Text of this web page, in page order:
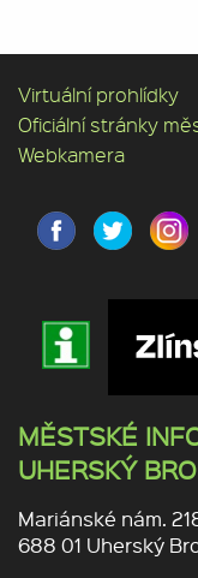
Virtuální prohlídky
Oficiální stránky
Webkamera
MĚSTSKÉ
UHERSKÝ
Mariánské nám.
688 01 Uherský